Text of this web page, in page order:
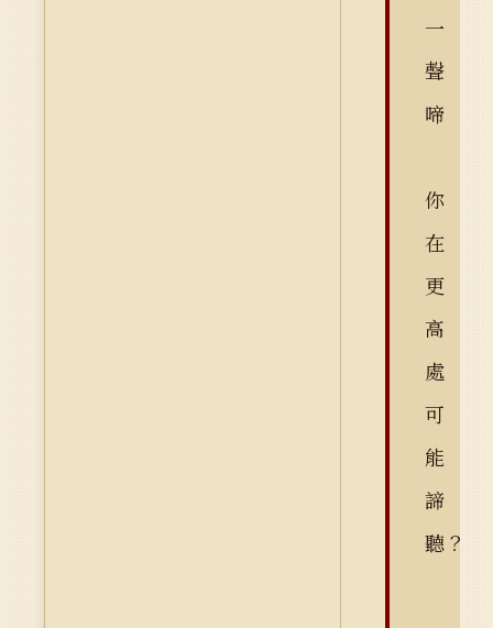
一
聲
啼
你
在
更
高
處
可
能
諦
聽？